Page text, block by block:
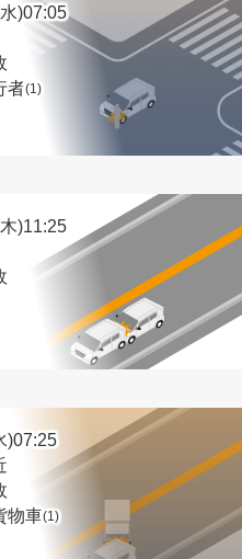
)07:05
者(1)
)11:25
)07:25
物車(1)